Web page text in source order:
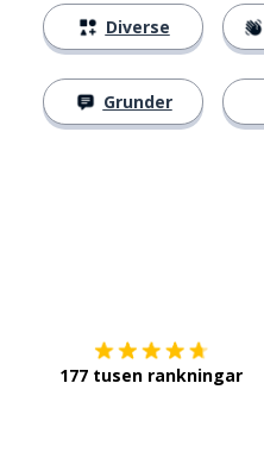
Diverse
Grunder
177 tusen rankningar